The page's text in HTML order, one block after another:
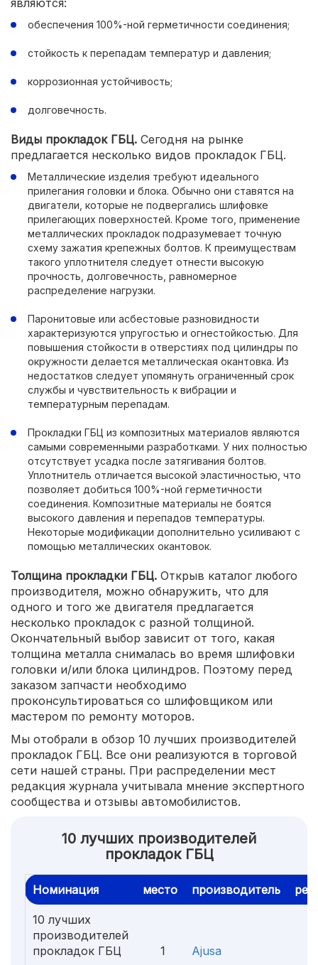
являются:
обеспечения 100%-ной герметичности соединения;
стойкость к перепадам температур и давления;
коррозионная устойчивость;
долговечность.
Виды прокладок ГБЦ. Сегодня на рынке
предлагается несколько видов прокладок ГБЦ.
Металлические изделия требуют идеального
прилегания головки и блока. Обычно они ставятся на
двигатели, которые не подвергались шлифовке
прилегающих поверхностей. Кроме того, применение
металлических прокладок подразумевает точную
схему зажатия крепежных болтов. К преимуществам
такого уплотнителя следует отнести высокую
прочность, долговечность, равномерное
распределение нагрузки.
Паронитовые или асбестовые разновидности
характеризуются упругостью и огнестойкостью. Для
повышения стойкости в отверстиях под цилиндры по
окружности делается металлическая окантовка. Из
недостатков следует упомянуть ограниченный срок
службы и чувствительность к вибрации и
температурным перепадам.
Прокладки ГБЦ из композитных материалов являются
самыми современными разработками. У них полностью
отсутствует усадка после затягивания болтов.
Уплотнитель отличается высокой эластичностью, что
позволяет добиться 100%-ной герметичности
соединения. Композитные материалы не боятся
высокого давления и перепадов температуры.
Некоторые модификации дополнительно усиливают с
помощью металлических окантовок.
Толщина прокладки ГБЦ. Открыв каталог любого
производителя, можно обнаружить, что для
одного и того же двигателя предлагается
несколько прокладок с разной толщиной.
Окончательный выбор зависит от того, какая
толщина металла снималась во время шлифовки
головки и/или блока цилиндров. Поэтому перед
заказом запчасти необходимо
проконсультироваться со шлифовщиком или
мастером по ремонту моторов.
Мы отобрали в обзор 10 лучших производителей
прокладок ГБЦ. Все они реализуются в торговой
сети нашей страны. При распределении мест
редакция журнала учитывала мнение экспертного
сообщества и отзывы автомобилистов.
10 лучших производителей
прокладок ГБЦ
Номинация место производитель
10 лучших
производителей
прокладок ГБЦ
1 Ajusa